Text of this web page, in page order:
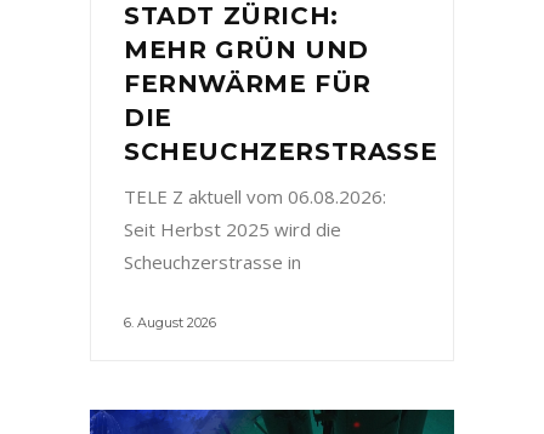
STADT ZÜRICH:
MEHR GRÜN UND
FERNWÄRME FÜR
DIE
SCHEUCHZERSTRASSE
TELE Z aktuell vom 06.08.2026:
Seit Herbst 2025 wird die
Scheuchzerstrasse in
6. August 2026